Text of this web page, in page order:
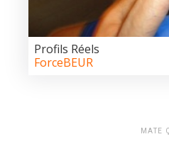
MATE